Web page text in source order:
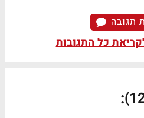
תגובה
כל התגובות
: